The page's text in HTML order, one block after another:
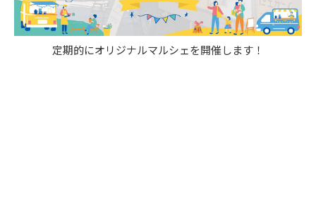
定期的にオリジナルマルシェを開催します！